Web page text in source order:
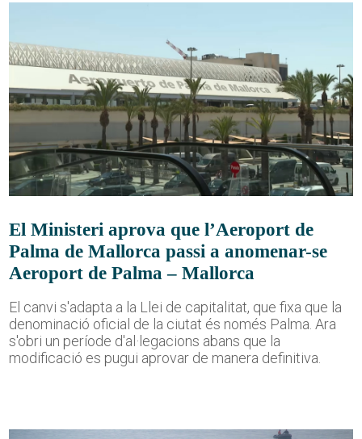
El Ministeri aprova que l’Aeroport de
Palma de Mallorca passi a anomenar-se
Aeroport de Palma – Mallorca
El canvi s'adapta a la Llei de capitalitat, que fixa que la
denominació oficial de la ciutat és només Palma. Ara
s'obri un període d'al·legacions abans que la
modificació es pugui aprovar de manera definitiva.